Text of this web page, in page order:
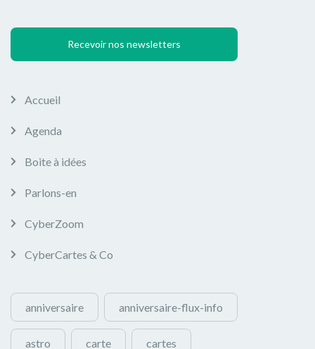
Recevoir nos newsletters
Accueil
Agenda
Boite à idées
Parlons-en
CyberZoom
CyberCartes & Co
anniversaire anniversaire-flux-info
astro carte cartes